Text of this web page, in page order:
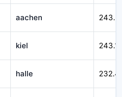
aachen
kiel
halle